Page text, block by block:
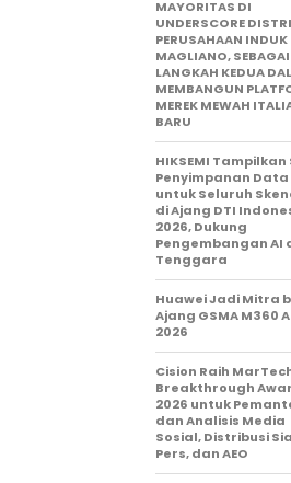
MAYORITAS DI
UNDERSCORE
PERUSAHAAN INDUK
MAGLIANO, SEBAGAI
LANGKAH KEDUA
MEMBANGUN
MEREK MEWAH
BARU
HIKSEMI Tampilkan
Penyimpanan Data
untuk Seluruh
di Ajang DTI
2026, Dukung
Pengembangan AI
Tenggara
Huawei Jadi Mitra
Ajang GSMA M360
2026
Cision Raih
Breakthrough
2026 untuk
dan Analisis Media
Sosial, Distribusi
Pers, dan AEO